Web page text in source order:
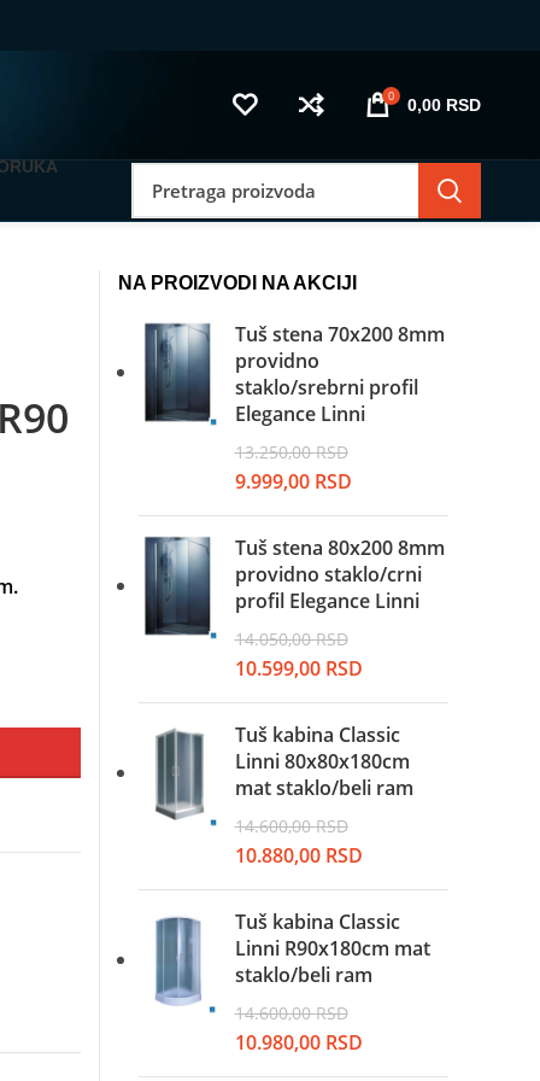
0 0,00 RSD
NA PROIZVODI NA AKCIJI
Tuš stena 70x200 8mm
providno
staklo/srebrni profil
Elegance Linni
13.250,00RSD
Originalna
cena
je
bila:
13.250,00 RSD.
9.999,00 RSDTrenutna
cena
je:
9.999,00 RSD.
Tuš stena 80x200 8mm
providno staklo/crni
profil Elegance Linni
14.050,00RSD
Originalna
cena
je
bila:
14.050,00 RSD.
10.599,00 RSDTrenutna
cena
je:
10.599,00 RSD.
Tuš kabina Classic
Linni 80x80x180cm
mat staklo/beli ram
14.600,00RSD
Originalna
cena
je
bila:
14.600,00 RSD.
10.880,00 RSDTrenutna
cena
je:
10.880,00 RSD.
Tuš kabina Classic
Linni R90x180cm mat
staklo/beli ram
14.600,00RSD
Originalna
cena
10.980,00 RSDTrenutna
cena